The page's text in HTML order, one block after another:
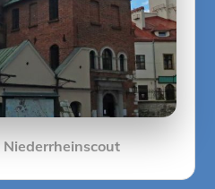
Niederrheinscout